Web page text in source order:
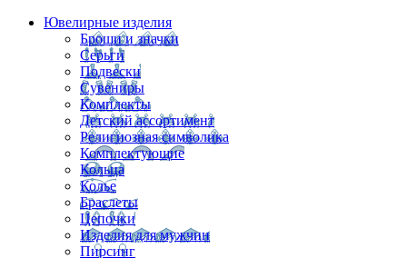
Ювелирные изделия
Броши и значки
Серьги
Подвески
Сувениры
Комплекты
Детский ассортимент
Религиозная символика
Комплектующие
Кольца
Колье
Браслеты
Цепочки
Изделия для мужчин
Пирсинг